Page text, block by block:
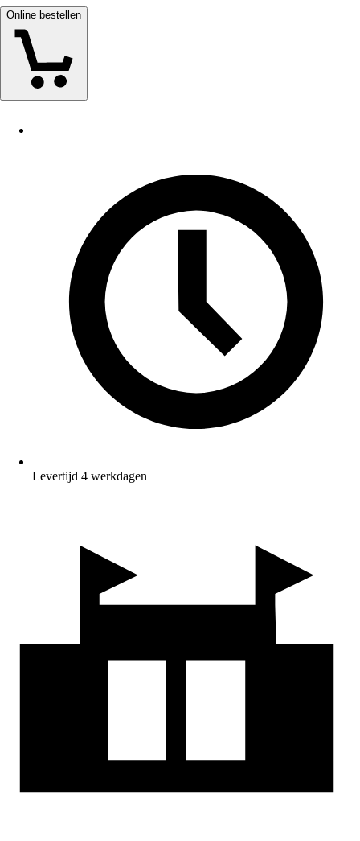
Online bestellen
Levertijd 4 werkdagen